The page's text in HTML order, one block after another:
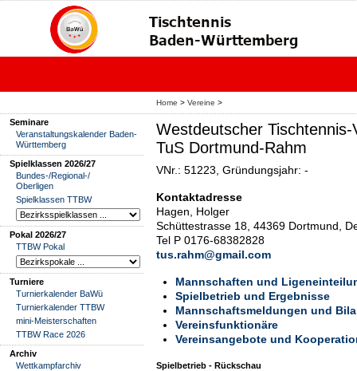
Home > Vereine >
Seminare
Veranstaltungskalender Baden-
Württemberg
Spielklassen 2026/27
Bundes-/Regional-/
Oberligen
Spielklassen TTBW
Pokal 2026/27
TTBW Pokal
Turniere
Turnierkalender BaWü
Turnierkalender TTBW
mini-Meisterschaften
TTBW Race 2026
Archiv
Wettkampfarchiv
Westdeutscher Tischtennis-
TuS Dortmund-Rahm
VNr.: 51223, Gründungsjahr: -
Kontaktadresse
Hagen, Holger
Schüttestrasse 18, 44369 Dortmund,
Tel P 0176-68382828
tus.rahm@gmail.com
Mannschaften und
Spielbetrieb und Ergebnisse
Mannschaftsmeldungen und
Vereinsfunktionäre
Vereinsangebote und
Spielbetrieb - Rückschau